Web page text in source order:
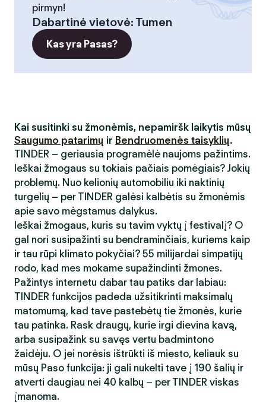
pirmyn!
Dabartinė vietovė: Tumen
Kas yra Pasas?
Kai susitinki su žmonėmis, nepamiršk laikytis mūsų
Saugumo patarimų ir Bendruomenės taisyklių.
TINDER – geriausia programėlė naujoms pažintims.
Ieškai žmogaus su tokiais pačiais pomėgiais? Jokių
problemų. Nuo kelionių automobiliu iki naktinių
turgelių – per TINDER galėsi kalbėtis su žmonėmis
apie savo mėgstamus dalykus.
Ieškai žmogaus, kuris su tavim vyktų į festivalį? O
gal nori susipažinti su bendraminčiais, kuriems kaip
ir tau rūpi klimato pokyčiai? 55 milijardai simpatijų
rodo, kad mes mokame supažindinti žmones.
Pažintys internetu dabar tau patiks dar labiau:
TINDER funkcijos padeda užsitikrinti maksimalų
matomumą, kad tave pastebėtų tie žmonės, kurie
tau patinka. Rask draugų, kurie irgi dievina kavą,
arba susipažink su savęs vertu badmintono
žaidėju. O jei norėsis ištrūkti iš miesto, keliauk su
mūsų Paso funkcija: ji gali nukelti tave į 190 šalių ir
atverti daugiau nei 40 kalbų – per TINDER viskas
įmanoma.